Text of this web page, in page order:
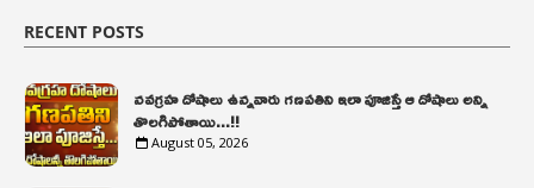
RECENT POSTS
నవగ్రహ దోషాలు ఉన్నవారు గణపతిని ఇలా పూజిస్తే ఆ దోషాలు అన్ని
తొలగిపోతాయి...!!
August 05, 2026